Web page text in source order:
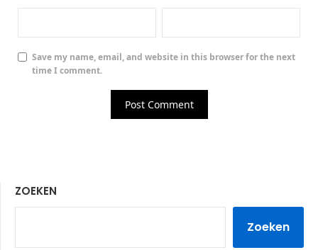
Save my name, email, and website in this browser for the next
time I comment.
ZOEKEN
Zoeken